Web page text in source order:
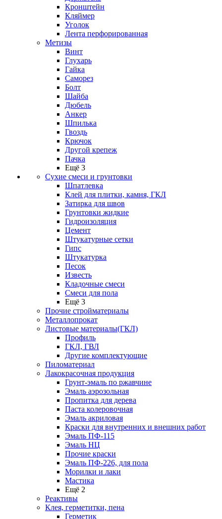
Кронштейн
Кляймер
Уголок
Лента перфорированная
Метизы
Винт
Глухарь
Гайка
Саморез
Болт
Шайба
Дюбель
Анкер
Шпилька
Гвоздь
Крючок
Другой крепеж
Пачка
Ещё 3
Сухие смеси и грунтовки
Шпатлевка
Клей для плитки, камня, ГКЛ
Затирка для швов
Грунтовки жидкие
Гидроизоляция
Цемент
Штукатурные сетки
Гипс
Штукатурка
Песок
Известь
Кладочные смеси
Смеси для пола
Ещё 3
Прочие стройматериалы
Металлопрокат
Листовые материалы(ГКЛ)
Профиль
ГКЛ, ГВЛ
Другие комплектующие
Пиломатериал
Лакокрасочная продукция
Грунт-эмаль по ржавчине
Эмаль аэрозольная
Пропитка для дерева
Паста колеровочная
Эмаль акриловая
Краски для внутренних и внешних работ
Эмаль ПФ-115
Эмаль НЦ
Прочие краски
Эмаль ПФ-226, для пола
Морилки и лаки
Мастика
Ещё 2
Реактивы
Клея, герметитки, пена
Герметик